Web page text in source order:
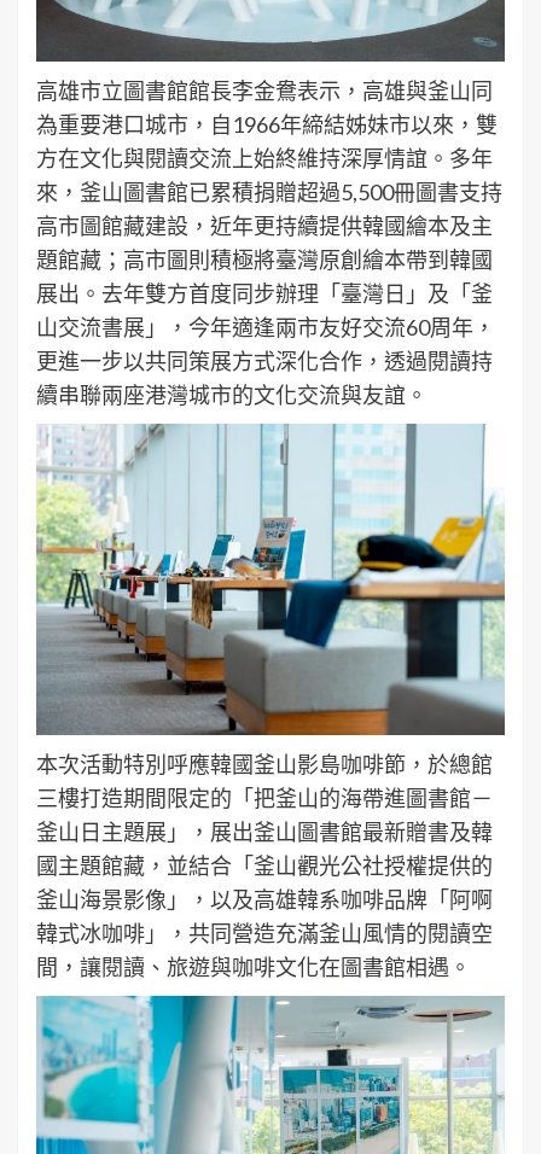
高雄市立圖書館館長李金鴦表示，高雄與釜山同
為重要港口城市，自1966年締結姊妹市以來，雙
方在文化與閱讀交流上始終維持深厚情誼。多年
來，釜山圖書館已累積捐贈超過5,500冊圖書支持
高市圖館藏建設，近年更持續提供韓國繪本及主
題館藏；高市圖則積極將臺灣原創繪本帶到韓國
展出。去年雙方首度同步辦理「臺灣日」及「釜
山交流書展」，今年適逢兩市友好交流60周年，
更進一步以共同策展方式深化合作，透過閱讀持
續串聯兩座港灣城市的文化交流與友誼。
本次活動特別呼應韓國釜山影島咖啡節，於總館
三樓打造期間限定的「把釜山的海帶進圖書館－
釜山日主題展」，展出釜山圖書館最新贈書及韓
國主題館藏，並結合「釜山觀光公社授權提供的
釜山海景影像」，以及高雄韓系咖啡品牌「阿啊
韓式冰咖啡」，共同營造充滿釜山風情的閱讀空
間，讓閱讀、旅遊與咖啡文化在圖書館相遇。